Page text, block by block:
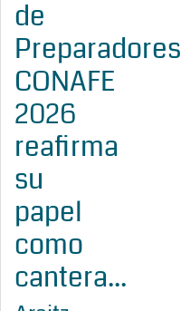
de
Preparadores
CONAFE
2026
reafirma
su
papel
como
cantera...